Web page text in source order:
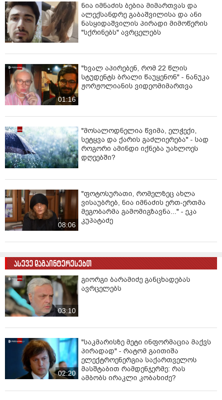
ნია იმნაძის ბებია მიმართვას და
ალექსანდრე გაბაშვილისა და ანი
ნასყიდაშვილის პირადი მიმოწერის
"სქრინებს" ავრცელებს
01:16
"ხვალ აპირებენ, რომ 22 წლის
სტუდენტს ბრალი წაუყენონ" - ნანუკა
ჟორჟოლიანის ვიდეომიმართვა
"მოსალოდნელია წვიმა, ელჭექი,
სეტყვა და ქარის გაძლიერება" - სად
როგორი ამინდი იქნება უახლოეს
დღეებში?
08:06
"ფოტოსურათი, რომელზეც ახლა
ვისაუბრებ, ნია იმნაძის ერთ-ერთმა
მეგობარმა გამომიგზავნა..." - ეკა
კუპატაძე
ასევე დაგაინტერესებთ
03:10
გიორგი ბარამიძე განცხადებას
ავრცელებს
02:20
"საკმარისზე მეტი ინფორმაცია მაქვს
პირადად" - რატომ გაითიშა
ელექტროენერგია საქართველოს
მასშტაბით რამდენჯერმე: რას
ამბობს ირაკლი კობახიძე?